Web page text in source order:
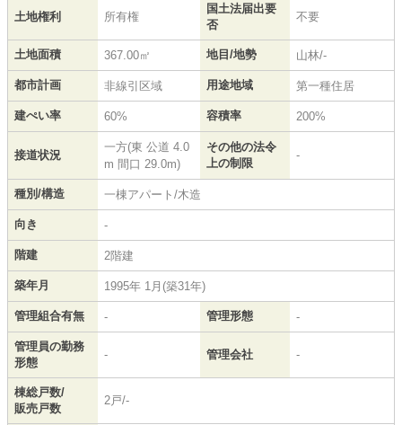
土地権利 所有権
国土法届出要
否
不要
土地面積 367.00㎡ 地目/地勢 山林/-
都市計画 非線引区域 用途地域 第一種住居
建ぺい率 60% 容積率 200%
接道状況
一方(東 公道 4.0
m 間口 29.0m)
その他の法令
上の制限
-
種別/構造 一棟アパート/木造
向き -
階建 2階建
築年月 1995年 1月(築31年)
管理組合有無 - 管理形態 -
管理員の勤務
形態
- 管理会社 -
棟総戸数/
販売戸数
2戸/-